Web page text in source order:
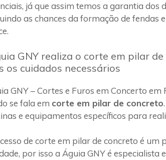
já que assim temos a garantia dos
as chances da formação de fendas
GNY realiza o corte em pilar
os cuidados necessários
GNY – Cortes e Furos em Concerto em
se fala em corte em pilar de concreto
e equipamentos específicos para
de corte em pilar de concreto é um
por isso a Águia GNY é especialista